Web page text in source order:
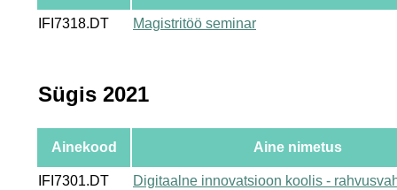
IFI7318.DT Magistritöö seminar
Sügis 2021
Ainekood Aine nimetus
IFI7301.DT
Digitaalne innovatsioon koolis -